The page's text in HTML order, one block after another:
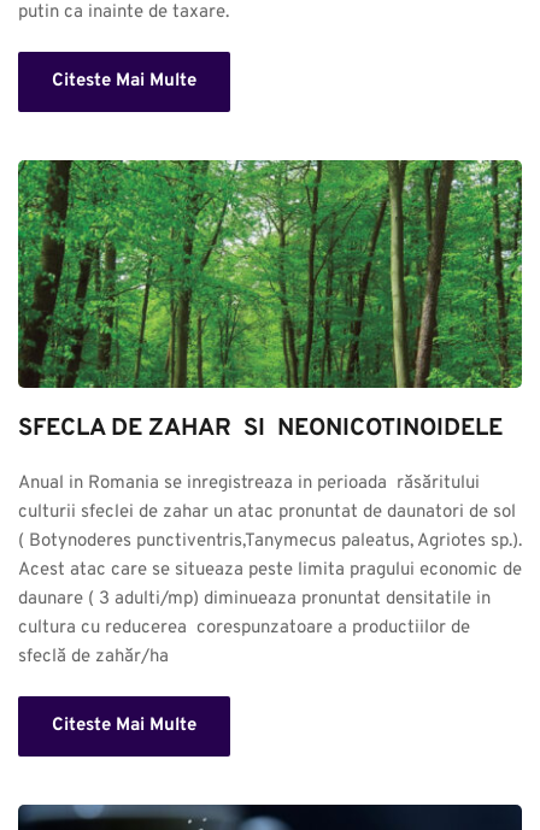
putin ca inainte de taxare.
Citeste Mai Multe
SFECLA DE ZAHAR  SI  NEONICOTINOIDELE
Anual in Romania se inregistreaza in perioada  răsăritului
culturii sfeclei de zahar un atac pronuntat de daunatori de sol
( Botynoderes punctiventris,Tanymecus paleatus, Agriotes sp.).
Acest atac care se situeaza peste limita pragului economic de
daunare ( 3 adulti/mp) diminueaza pronuntat densitatile in
cultura cu reducerea  corespunzatoare a productiilor de
sfeclă de zahăr/ha
Citeste Mai Multe